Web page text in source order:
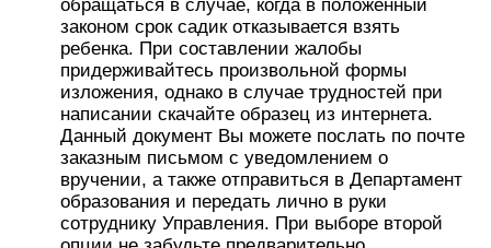
обращаться в случае, когда в положенный
законом срок садик отказывается взять
ребенка. При составлении жалобы
придерживайтесь произвольной формы
изложения, однако в случае трудностей при
написании скачайте образец из интернета.
Данный документ Вы можете послать по почте
заказным письмом с уведомлением о
вручении, а также отправиться в Департамент
образования и передать лично в руки
сотруднику Управления. При выборе второй